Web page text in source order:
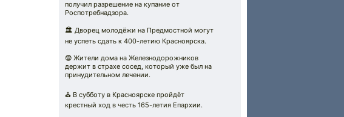
получил разрешение на купание от
Роспотребнадзора.
🏛 Дворец молодёжи на Предмостной могут
не успеть сдать к 400-летию Красноярска.
😨 Жители дома на Железнодорожников
держит в страхе сосед, который уже был на
принудительном лечении.
⛪️ В субботу в Красноярске пройдёт
крестный ход в честь 165-летия Епархии.